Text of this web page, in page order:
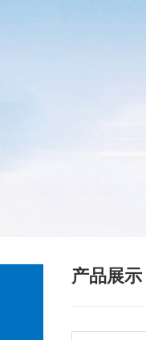
产品展示